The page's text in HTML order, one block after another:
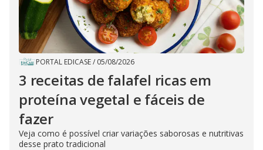
PORTAL EDICASE/ 05/08/2026
3 receitas de falafel ricas em
proteína vegetal e fáceis de
fazer
Veja como é possível criar variações saborosas e nutritivas
desse prato tradicional